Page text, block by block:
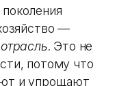
—
. Это не
потому что
и упрощают